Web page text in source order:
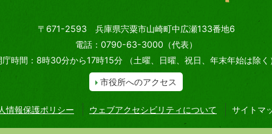
〒671-2593 兵庫県宍粟市山崎町中広瀬133番地6
電話：0790-63-3000（代表）
庁時間：8時30分から17時15分
（土曜、日曜、祝日、年末年始は除く
市役所へのアクセス
情報保護ポリシー ウェブアクセシビリティについて サイトマ